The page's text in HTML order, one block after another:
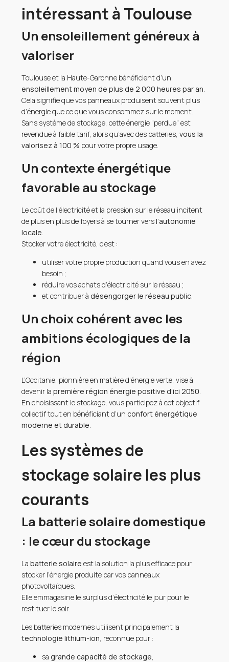
intéressant à Toulouse
Un ensoleillement généreux à
valoriser
Toulouse et la Haute-Garonne bénéficient d’un
ensoleillement moyen de plus de 2 000 heures par an
Cela signifie que vos panneaux produisent souvent plus
d’énergie que ce que vous consommez sur le moment.
Sans système de stockage, cette énergie “perdue” est
revendue à faible tarif, alors qu’avec des batteries,vous la
valorisez à 100 % pour votre propre usage.
Un contexte énergétique
favorable au stockage
Le coût de l’électricité et la pression sur le réseau incitent
de plus en plus de foyers à se tourner versl’autonomie
locale
Stocker votre électricité, c’est :
utiliser votre propre production quand vous en avez
besoin ;
réduire vos achats d’électricité sur le réseau ;
et contribuer à désengorger le réseau public
Un choix cohérent avec les
ambitions écologiques de la
région
L’Occitanie, pionnière en matière d’énergie verte, vise à
devenir lapremière région énergie positive d’ici 2050
En choisissant le stockage, vous participez à cet objectif
collectif tout en bénéficiant d’un confort énergétique
moderne et durable
Les systèmes de
stockage solaire les plus
courants
La batterie solaire domestique
: le cœur du stockage
Labatterie solaire est la solution la plus efficace pour
stocker l’énergie produite par vos panneaux
photovoltaïques.
Elle emmagasine le surplus d’électricité le jour pour le
restituer le soir.
Les batteries modernes utilisent principalement la
technologie lithium-ion , reconnue pour :
sa grande capacité de stockage